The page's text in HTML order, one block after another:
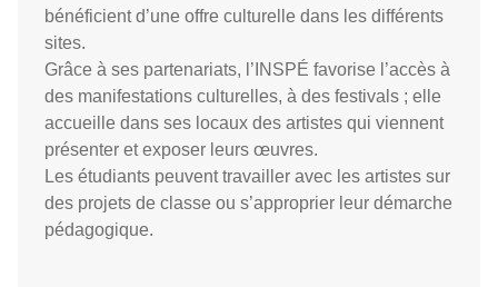
bénéficient d’une offre culturelle dans les différents
sites.
Grâce à ses partenariats, l’INSPÉ favorise l’accès à
des manifestations culturelles, à des festivals ; elle
accueille dans ses locaux des artistes qui viennent
présenter et exposer leurs œuvres.
Les étudiants peuvent travailler avec les artistes sur
des projets de classe ou s’approprier leur démarche
pédagogique.